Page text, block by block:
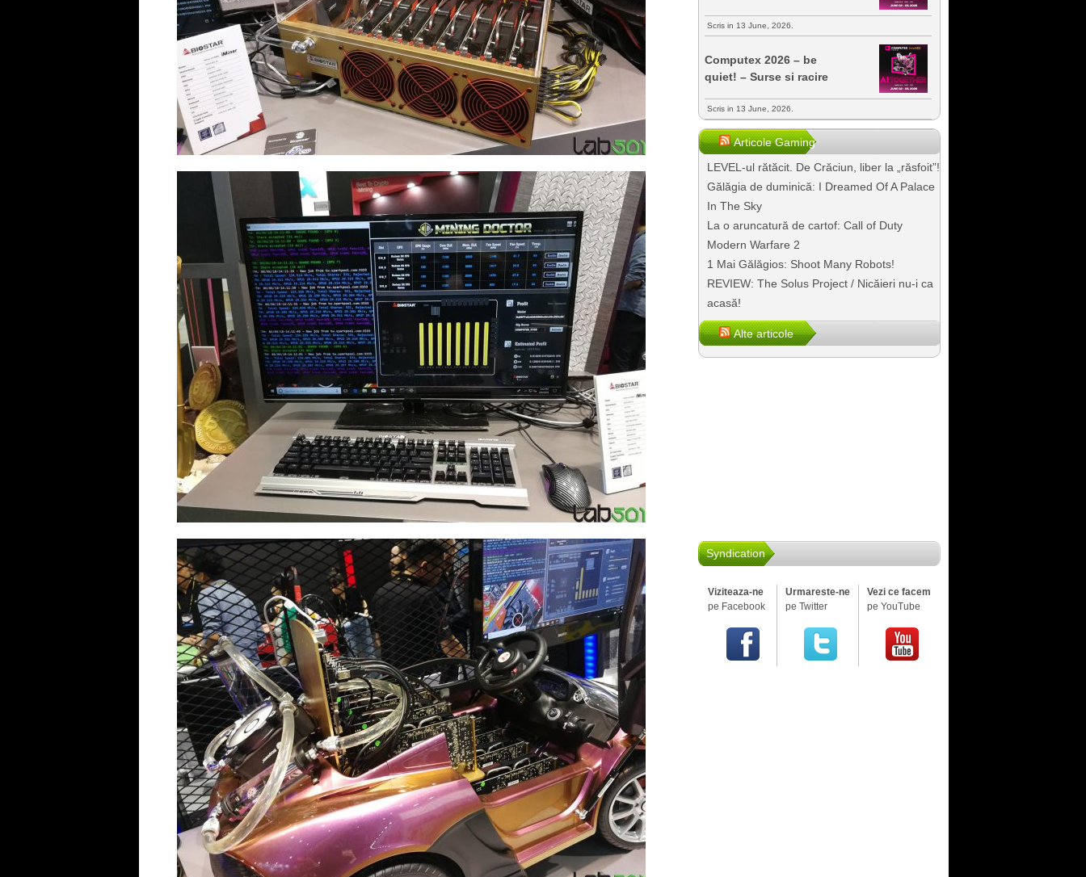
Scris in 13 June, 2026.
Computex 2026 – be
quiet! – Surse si racire
Scris in 13 June, 2026.
Articole Gaming
LEVEL-ul rătăcit. De Crăciun, liber la „răsfoit”!
Gălăgia de duminică: I Dreamed Of A Palace
In The Sky
La o aruncatură de cartof: Call of Duty
Modern Warfare 2
1 Mai Gălăgios: Shoot Many Robots!
REVIEW: The Solus Project / Nicăieri nu-i ca
acasă!
Alte articole
Syndication
Viziteaza-ne
pe Facebook
Urmareste-ne
pe Twitter
Vezi ce facem
pe YouTube